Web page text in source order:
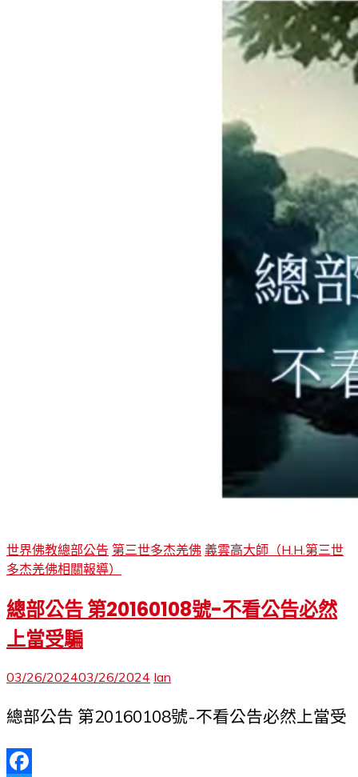
世界佛教總部公告 第三世多杰羌佛 義雲高大師（H.H.第三世
多杰羌佛相關報導）
總部公告 第20160108號-不看公告必然
上當受騙
03/26/202403/26/2024 Ian
總部公告 第20160108號-不看公告必然上當受